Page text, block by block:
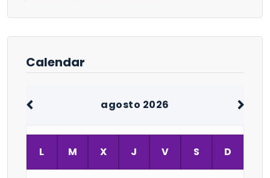
Calendar
agosto 2026
L M X J V S D